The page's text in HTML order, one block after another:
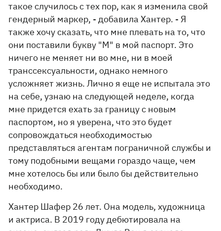
такое случилось с тех пор, как я изменила свой
гендерный маркер, - добавила Хантер. - Я
также хочу сказать, что мне плевать на то, что
они поставили букву "М" в мой паспорт. Это
ничего не меняет ни во мне, ни в моей
транссексуальности, однако немного
усложняет жизнь. Лично я еще не испытала это
на себе, узнаю на следующей неделе, когда
мне придется ехать за границу с новым
паспортом, но я уверена, что это будет
сопровождаться необходимостью
представляться агентам пограничной службы и
тому подобными вещами гораздо чаще, чем
мне хотелось бы или было бы действительно
необходимо.
Хантер Шафер 26 лет. Она модель, художница
и актриса. В 2019 году дебютировала на